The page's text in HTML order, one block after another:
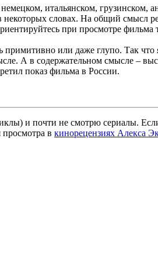
итальянском, грузинском,
некоторых словах. На общий смысл
при просмотре фильма
примитивно или даже глупо. Так
А в содержательном смысле –
показ фильма в России.
и почти не смотрю сериалы.
в кинорецензиях Алекса